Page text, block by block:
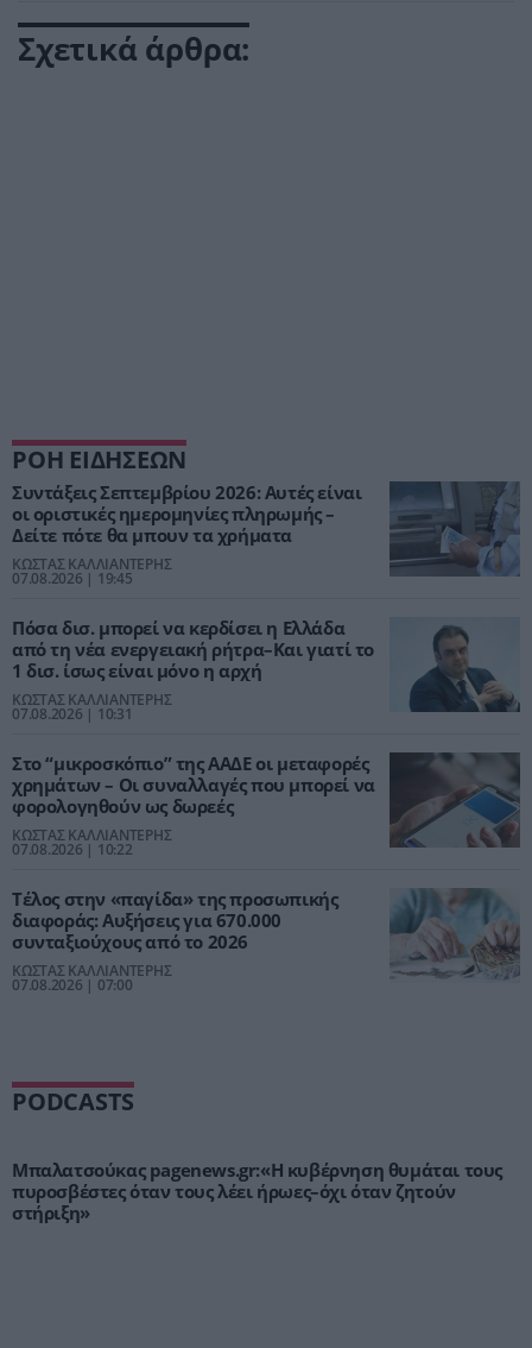
Σχετικά άρθρα:
ΡΟΗ ΕΙΔΗΣΕΩΝ
Συντάξεις Σεπτεμβρίου 2026: Αυτές είναι
οι οριστικές ημερομηνίες πληρωμής –
Δείτε πότε θα μπουν τα χρήματα
ΚΩΣΤΑΣ ΚΑΛΛΙΑΝΤΕΡΗΣ
07.08.2026 | 19:45
Πόσα δισ. μπορεί να κερδίσει η Ελλάδα
από τη νέα ενεργειακή ρήτρα–Και γιατί το
1 δισ. ίσως είναι μόνο η αρχή
ΚΩΣΤΑΣ ΚΑΛΛΙΑΝΤΕΡΗΣ
07.08.2026 | 10:31
Στο “μικροσκόπιο” της ΑΑΔΕ οι μεταφορές
χρημάτων – Οι συναλλαγές που μπορεί να
φορολογηθούν ως δωρεές
ΚΩΣΤΑΣ ΚΑΛΛΙΑΝΤΕΡΗΣ
07.08.2026 | 10:22
Τέλος στην «παγίδα» της προσωπικής
διαφοράς: Αυξήσεις για 670.000
συνταξιούχους από το 2026
ΚΩΣΤΑΣ ΚΑΛΛΙΑΝΤΕΡΗΣ
07.08.2026 | 07:00
PODCASTS
Μπαλατσούκας pagenews.gr:«Η κυβέρνηση θυμάται τους
πυροσβέστες όταν τους λέει ήρωες–όχι όταν ζητούν
στήριξη»